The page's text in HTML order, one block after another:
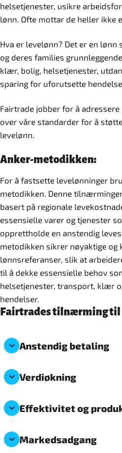
helsetjenester, usikre
lønn. Ofte mottar de heller ikke
Hva er levelønn? Det er en lønn
og deres families
klær, bolig, helsetjenester,
sparing for uforutsette
Fairtrade jobber for å
over våre standarder for å
levelønn.
Anker-metodikken:
For å fastsette levelønninger
metodikken. Denne
basert på regionale
essensielle varer og tjenester
opprettholde en anstendig
metodikken sikrer nøyaktige og
lønnsreferanser, slik at
til å dekke essensielle behov
helsetjenester, transport, klær
hendelser.
Fairtrades tilnærming til
Anstendig betaling
Verdiøkning
Effektivitet og
Markedsadgang